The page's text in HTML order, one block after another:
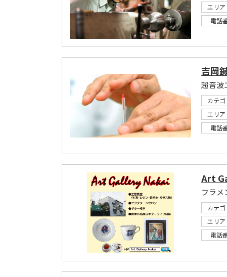
エリア
電話
吉岡
超音波
カテゴ
エリア
電話
Art
カテゴ
エリア
電話